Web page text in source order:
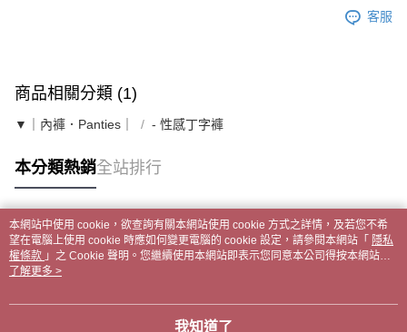
客服
商品相關分類 (1)
▼｜內褲．Panties｜ - 性感丁字褲
本分類熱銷全站排行
熱門標籤
本網站中使用 cookie，欲查詢有關本網站使用 cookie 方式之詳情，及若您不希
望在電腦上使用 cookie 時應如何變更電腦的 cookie 設定，請參閱本網站「 隱私
權條款 」之 Cookie 聲明。您繼續使用本網站即表示您同意本公司得按本網站使
用條款之 Cookie 聲明使用 cookie。
了解更多 >
我知道了